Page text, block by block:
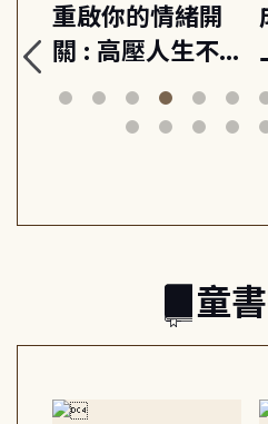
重啟你的情緒開
關 : 高壓人生不
爆炸指南, 5分鐘
減輕身心壓力, 找
童